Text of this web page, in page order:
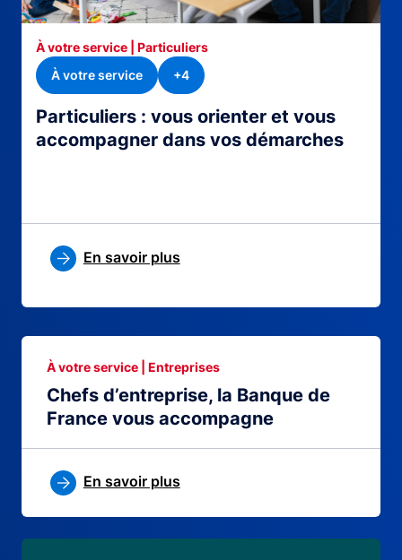
Particuliers : vous orienter et vous
accompagner dans vos démarches
À votre service | Particuliers
À votre service
+4
En savoir plus
Chefs d’entreprise, la Banque de
France vous accompagne
À votre service | Entreprises
En savoir plus